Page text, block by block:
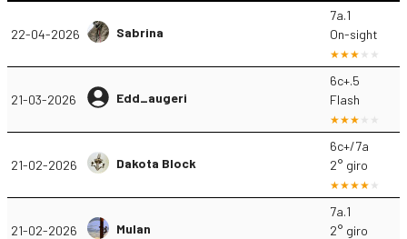
22-04-2026 Sabrina
7a.1
On-sight
21-03-2026 Edd_augeri
6c+.5
Flash
21-02-2026 Dakota Block
6c+/7a
2° giro
21-02-2026 Mulan
7a.1
2° giro